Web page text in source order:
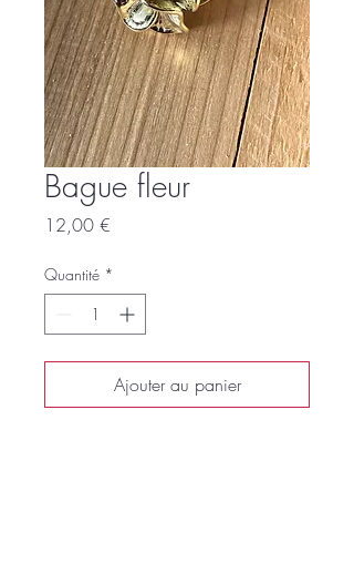
Bague fleur
12,00 €
Quantité *
Ajouter au panier